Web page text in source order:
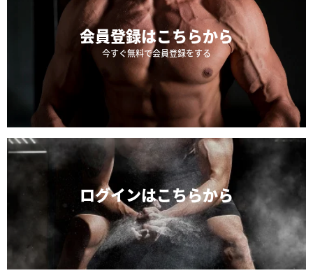
会員登録はこちらから
今すぐ無料で会員登録をする
ログインはこちらから